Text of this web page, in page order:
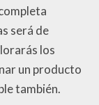
será de
los
un producto
también.